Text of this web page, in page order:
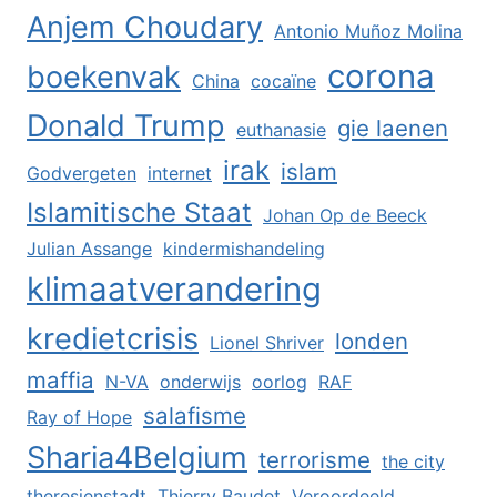
Anjem Choudary Antonio Muñoz Molina
boekenvak China cocaïne corona
Donald Trump euthanasie gie laenen
Godvergeten internet irak islam
Islamitische Staat Johan Op de Beeck
Julian Assange kindermishandeling
klimaatverandering
kredietcrisis Lionel Shriver londen
maffia
N-VA onderwijs oorlog RAF
Ray of Hope salafisme
Sharia4Belgium terrorisme the city